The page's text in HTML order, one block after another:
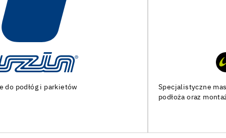
Specjalistyczne maszyny i narzędzia do przygotowania